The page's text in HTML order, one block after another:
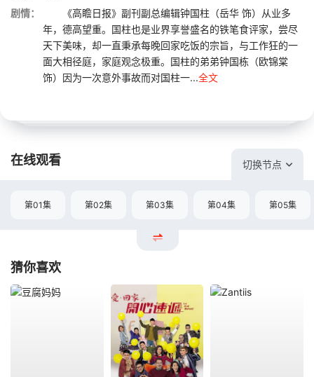
剧情：
《高瞻日报》副刊副总编辑钟国柱（岳华 饰）从业多
年，德高望重。国柱也是业界享誉盛名的铁笔食评家，尝尽
天下美味，却一直秉承每晚回家吃饭的宗旨，与工作狂的一
面大相径庭，家庭观念极重。国柱的弟弟钟国栋（欧锦棠
饰）因为一次意外事故而对国柱一...全文
在线观看 切换节点
第01集 第02集 第03集 第04集 第05集
猜你喜欢